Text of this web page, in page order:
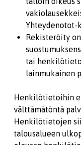
Yhteydenotot-
Rekisteröity
tai
lainmukainen
Henkilötietoihin
välttämätöntä
Henkilötietojen
talousalueen